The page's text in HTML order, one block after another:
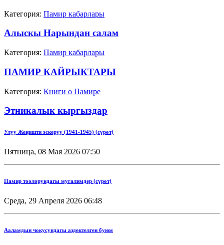
Категория: Памир кабарлары
Алыскы Нарындан салам
Категория: Памир кабарлары
ПАМИР КАЙРЫКТАРЫ
Категория: Книги о Памире
Этникалык кыргыздар
Улуу Жеңишти эскерүү (1941-1945) (сүрөт)
Пятница, 08 Мая 2026 07:50
Памир тоолорундагы мугалимдер (сүрөт)
Среда, 29 Апреля 2026 06:48
Ааламдын чокусундагы аздектелген буюм